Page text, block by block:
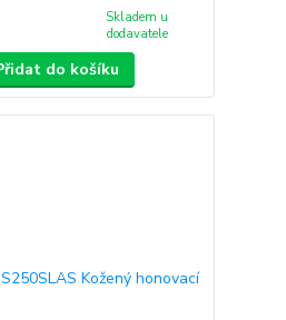
Skladem u
dodavatele
do košíku